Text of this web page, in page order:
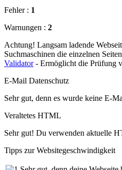
Fehler : 1
Warnungen : 2
Achtung! Langsam ladende
Suchmaschinen die einzelnen
Validator- Ermöglicht die Prüfung
E-Mail Datenschutz
Sehr gut, denn es wurde keine E-
Veraltetes HTML
Sehr gut! Du verwenden aktuelle
Tipps zur Websitegeschwindigkeit